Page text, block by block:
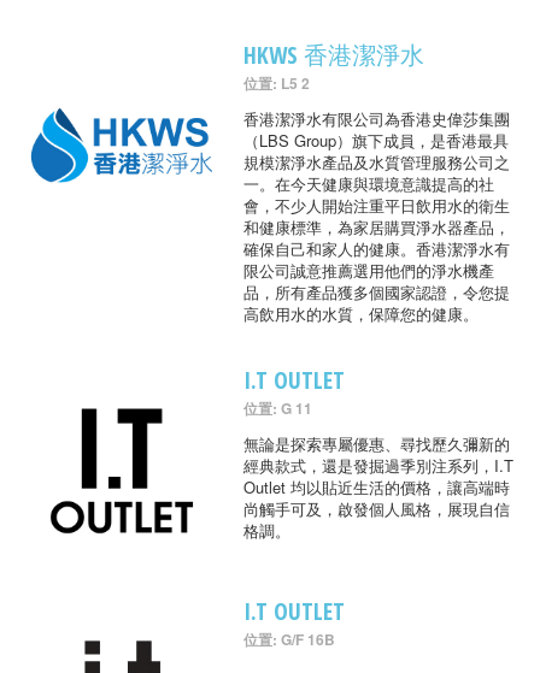
HKWS 香港潔淨水
位置: L5 2
香港潔淨水有限公司為香港史偉莎集團
（LBS Group）旗下成員，是香港最具
規模潔淨水產品及水質管理服務公司之
一。在今天健康與環境意識提高的社
會，不少人開始注重平日飲用水的衛生
和健康標準，為家居購買淨水器產品，
確保自己和家人的健康。香港潔淨水有
限公司誠意推薦選用他們的淨水機產
品，所有產品獲多個國家認證，令您提
高飲用水的水質，保障您的健康。
I.T OUTLET
位置: G 11
無論是探索專屬優惠、尋找歷久彌新的
經典款式，還是發掘過季別注系列，I.T
Outlet 均以貼近生活的價格，讓高端時
尚觸手可及，啟發個人風格，展現自信
格調。
I.T OUTLET
位置: G/F 16B